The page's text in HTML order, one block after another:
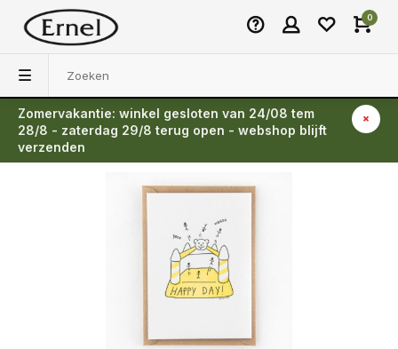
0
Zomervakantie: winkel gesloten van 24/08 tem
28/8 - zaterdag 29/8 terug open - webshop blijft
verzenden
Terug